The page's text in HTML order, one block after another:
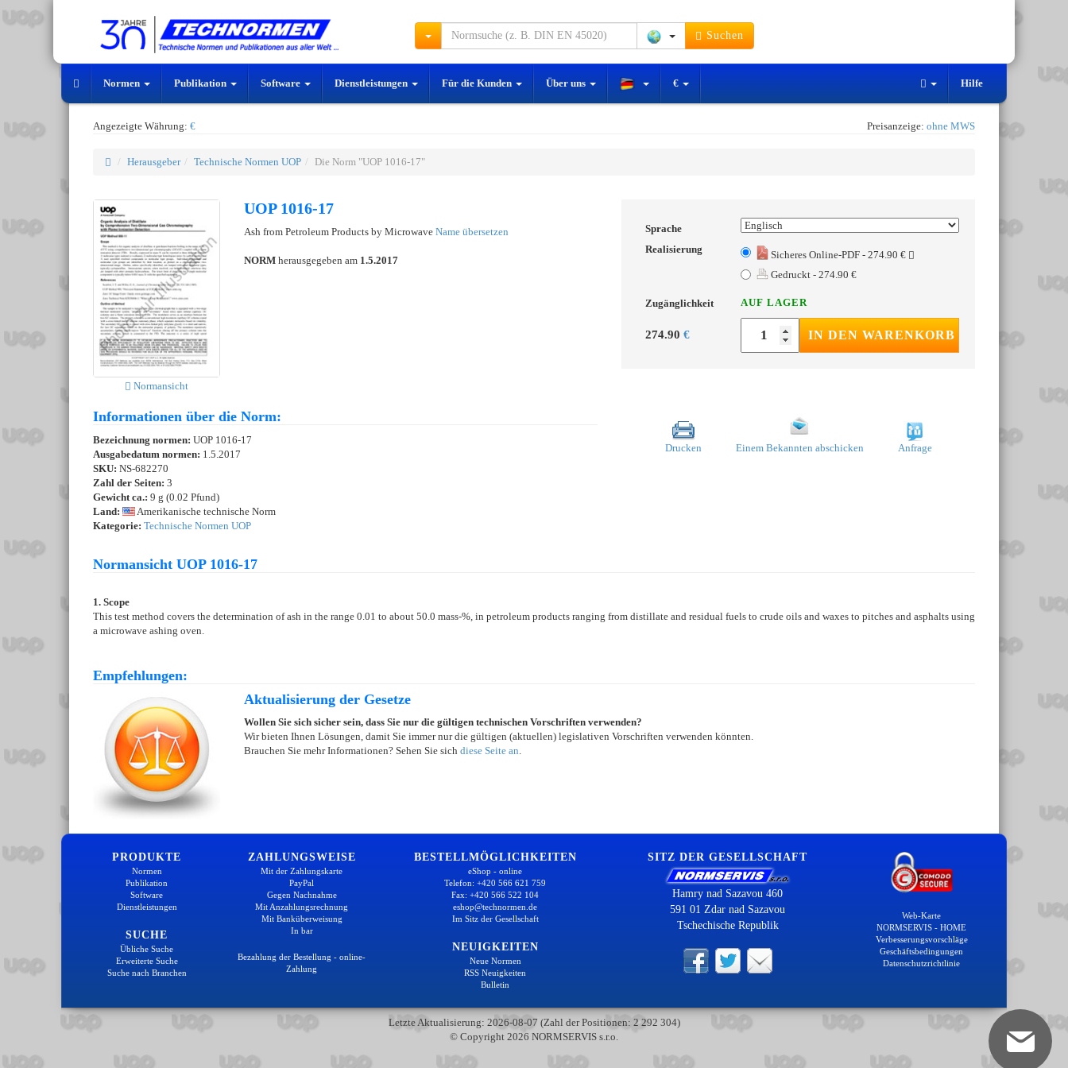
Suchen
Normen Publikation Software Dienstleistungen Für die Kunden Über uns € Hilfe
Angezeigte Währung: € Preisanzeige: ohne MWS
Herausgeber Technische Normen UOP Die Norm "UOP 1016-17"
Normansicht
UOP 1016-17
Ash from Petroleum Products by Microwave Name übersetzen
NORM herausgegeben am 1.5.2017
Sprache
Realisierung
Sicheres Online-PDF - 274.90 €
Gedruckt - 274.90 €
Zugänglichkeit AUF LAGER
274.90 € IN DEN WARENKORB
Informationen über die Norm:
Bezeichnung normen: UOP 1016-17
Ausgabedatum normen: 1.5.2017
SKU: NS-682270
Zahl der Seiten: 3
Gewicht ca.: 9 g (0.02 Pfund)
Land:
Amerikanische technische Norm
Kategorie: Technische Normen UOP
Drucken Einem Bekannten abschicken Anfrage
Normansicht UOP 1016-17
1. Scope
This test method covers the determination of ash in the range 0.01 to about 50.0 mass-%, in petroleum products ranging from distillate and residual fuels to crude oils and waxes to pitches and asphalts using
a microwave ashing oven.
Empfehlungen:
Aktualisierung der Gesetze
Wollen Sie sich sicher sein, dass Sie nur die gültigen technischen Vorschriften verwenden?
Wir bieten Ihnen Lösungen, damit Sie immer nur die gültigen (aktuellen) legislativen Vorschriften verwenden könnten.
Brauchen Sie mehr Informationen? Sehen Sie sich diese Seite an.
PRODUKTE
Normen
Publikation
Software
Dienstleistungen
SUCHE
Übliche Suche
Erweiterte Suche
Suche nach Branchen
ZAHLUNGSWEISE
Mit der Zahlungskarte
PayPal
Gegen Nachnahme
Mit Anzahlungsrechnung
Mit Banküberweisung
In bar
Bezahlung der Bestellung - online-
Zahlung
BESTELLMÖGLICHKEITEN
eShop - online
Telefon: +420 566 621 759
Fax: +420 566 522 104
eshop@technormen.de
Im Sitz der Gesellschaft
NEUIGKEITEN
Neue Normen
RSS Neuigkeiten
Bulletin
SITZ DER GESELLSCHAFT
Hamry nad Sazavou 460
591 01 Zdar nad Sazavou
Tschechische Republik
Web-Karte
NORMSERVIS - HOME
Verbesserungsvorschläge
Geschäftsbedingungen
Datenschutzrichtlinie
Letzte Aktualisierung: 2026-08-07 (Zahl der Positionen: 2 292 304)
© Copyright 2026 NORMSERVIS s.r.o.